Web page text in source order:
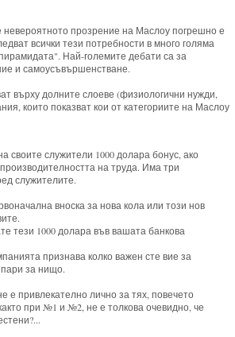
прозрение на Маслоу погрешно е
всички тези потребности в много голяма
Най-големите дебати са за
и самоусъвършенстване.
върху долните слоеве (физиологични нужди,
които показват кои от категориите на Маслоу
своите служители 1000 долара бонус, ако
на труда. Има три
служителите.
вноска за нова кола или този нов
тези 1000 долара във вашата банкова
признава колко важен сте вие за
за нищо.
е привлекателно лично за тях, повечето
при №1 и №2, не е толкова очевидно, че